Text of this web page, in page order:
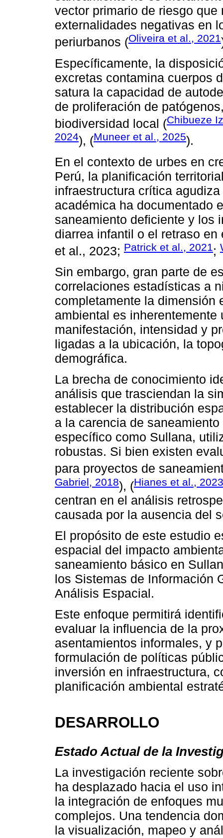
vector primario de riesgo
externalidades negativas en
periurbanos (Oliveira et al., 2021
Específicamente, la
excretas contamina cuerpos
satura la capacidad de
de proliferación de
biodiversidad local (Chibueze
2024), (Muneer et al., 2025).
En el contexto de urbes en
Perú, la planificación
infraestructura crítica
académica ha documentado
saneamiento deficiente y los
diarrea infantil o el retraso
et al., 2023; Patrick et al., 2021;
Sin embargo, gran parte de
correlaciones estadísticas a
completamente la dimensión
ambiental es
manifestación, intensidad y
ligadas a la ubicación, la
demográfica.
La brecha de conocimiento
análisis que trasciendan la
establecer la distribución
a la carencia de
específico como Sullana,
robustas. Si bien existen
para proyectos de
Gabriel, 2018), (Hianes et al., 2023
centran en el análisis
causada por la ausencia del
El propósito de este estudio
espacial del impacto
saneamiento básico en
los Sistemas de Información
Análisis Espacial.
Este enfoque permitirá
evaluar la influencia de la
asentamientos informales, y
formulación de políticas
inversión en infraestructura,
planificación ambiental
DESARROLLO
Estado Actual de la
La investigación reciente
ha desplazado hacia el uso
la integración de enfoques
complejos. Una tendencia
la visualización, mapeo y